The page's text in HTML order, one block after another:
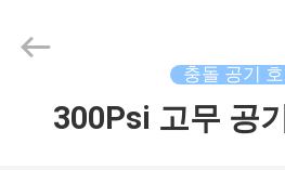
충돌 공기
300Psi 고무 공